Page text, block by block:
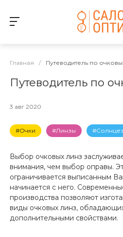
Главная / Путеводитель по
Путеводитель по
3 авг 2020
#Очки #Линзы
Выбор очковых линз
внимания, чем выбор оправы.
ограничивается выписанным
начинается с него.
производства позволяют
виды очковых линз,
дополнительными свойствами.